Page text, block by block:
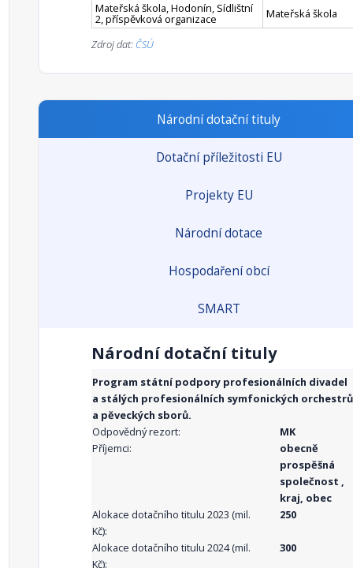
Mateřská škola, Hodonín, Sídlištní
2, příspěvková organizace Mateřská škola
Zdroj dat: ČSÚ
Národní dotační tituly
Dotační příležitosti EU
Projekty EU
Národní dotace
Hospodaření obcí
SMART
Národní dotační tituly
Program státní podpory profesionálních divadel
a stálých profesionálních symfonických orchestrů
a pěveckých sborů.
Odpovědný rezort:
MK
Příjemci:
obecně
prospěšná
společnost ,
kraj, obec
Alokace dotačního titulu 2023 (mil.
Kč):
250
Alokace dotačního titulu 2024 (mil.
Kč):
300